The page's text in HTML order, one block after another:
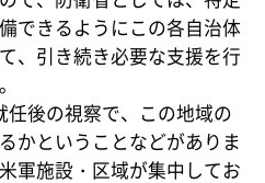
できるようにこの各自治体
、引き続き必要な支援を行
後の視察で、この地域の
かということなどがありま
軍施設・区域が集中してお